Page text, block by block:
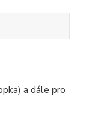
a dále pro